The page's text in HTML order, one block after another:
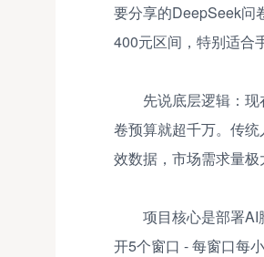
要分享的DeepSeek问
400元区间，特别适合
先说底层逻辑：
卷预算就超千万。传
效数据，市场需求量极
项目核心是部署
开5个窗口 - 每窗口每